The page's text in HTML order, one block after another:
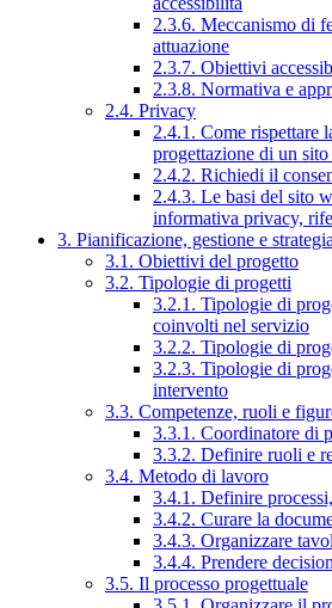
2.3.6. Meccanismo di
attuazione
2.3.7. Obiettivi
2.3.8. Normativa e
2.4. Privacy
2.4.1. Come rispettare
progettazione di un
2.4.2. Richiedi il
2.4.3. Le basi del sito
informativa privacy,
3. Pianificazione, gestione e strategia
3.1. Obiettivi del progetto
3.2. Tipologie di progetti
3.2.1. Tipologie di
coinvolti nel servizio
3.2.2. Tipologie di
3.2.3. Tipologie di
intervento
3.3. Competenze, ruoli e
3.3.1. Coordinatore di
3.3.2. Definire ruoli e
3.4. Metodo di lavoro
3.4.1. Definire
3.4.2. Curare la
3.4.3. Organizzare
3.4.4. Prendere
3.5. Il processo progettuale